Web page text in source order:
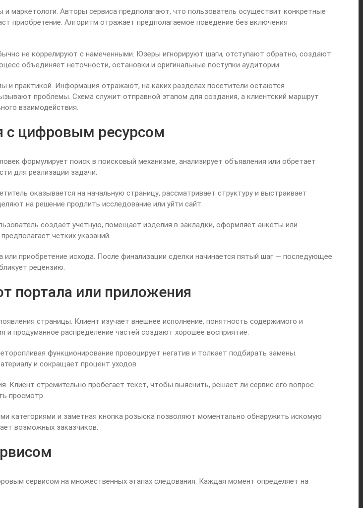
маркетологи. Авторы сервиса предполагают, что пользователь осуществит конкретные
приобретение. Алгоритм отражает предполагаемое поведение без включения
не коррелируют с намеченными. Юзеры игнорируют шаги, отступают обратно, создают
объединяет неточности, остановки и оригинальные поступки аудитории.
и практикой. Информация отражают, на каких разделах посетители остаются
проблемы. Схема служит отправной этапом для создания, а клиентский маршрут
взаимодействия.
с цифровым ресурсом
формулирует поиск в поисковый механизме, анализирует объявления или обретает
для реализации задачи.
оказывается на начальную страницу, рассматривает структуру и выстраивает
на решение продлить исследование или уйти сайт.
создаёт учётную, помещает изделия в закладки, оформляет анкеты или
чётких указаний.
приобретение исхода. После финализации сделки начинается пятый шаг — последующее
рецензию.
портала или приложения
страницы. Клиент изучает внешнее исполнение, понятность содержимого и
продуманное распределение частей создают хорошее восприятие.
функционирование провоцирует негатив и толкает подбирать замены.
и сокращает процент уходов.
Клиент стремительно пробегает текст, чтобы выяснить, решает ли сервис его вопрос.
просмотр.
категориями и заметная кнопка розыска позволяют моментально обнаружить искомую
возможных заказчиков.
сервисом на множественных этапах следования. Каждая момент определяет на